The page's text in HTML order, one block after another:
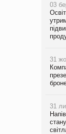
03
31
31